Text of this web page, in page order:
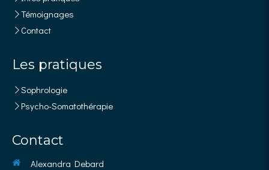
Témoignages
Contact
Les pratiques
Sophrologie
Psycho-Somatothérapie
Contact
Alexandra Debard